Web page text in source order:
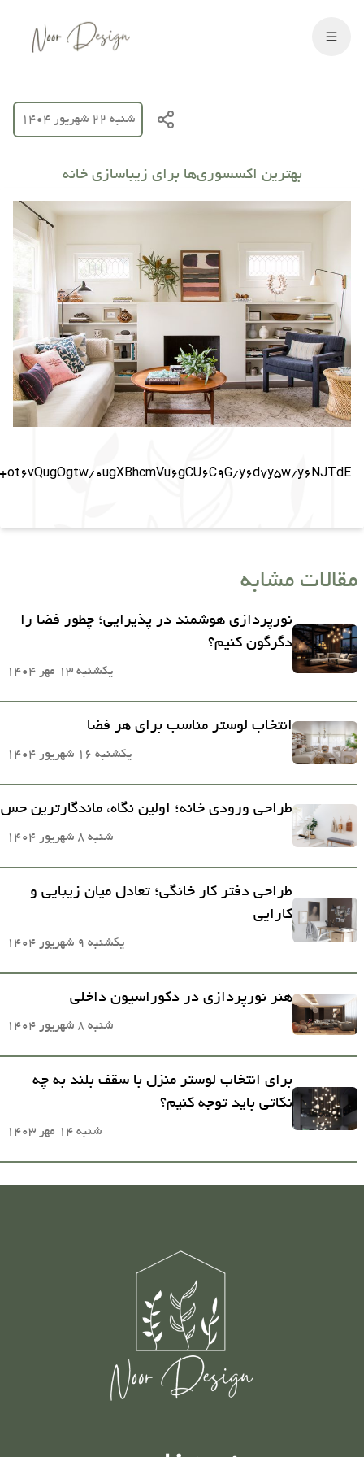
شنبه 22 شهریور 1404
بهترین اکسسوری‌ها برای زیباسازی خانه
0ugXBhcmVu6gCU6C9G/y6d7y5w/y6NJTdE
مقالات مشابه
نورپردازی هوشمند در پذیرایی؛ چطور فضا را
دگرگون کنیم؟
یکشنبه 13 مهر 1404
انتخاب لوستر مناسب برای هر فضا
یکشنبه 16 شهریور 1404
طراحی ورودی خانه؛ اولین نگاه، ماندگارترین حس
شنبه 8 شهریور 1404
طراحی دفتر کار خانگی؛ تعادل میان زیبایی و
کارایی
یکشنبه 9 شهریور 1404
هنر نورپردازی در دکوراسیون داخلی
شنبه 8 شهریور 1404
برای انتخاب لوستر منزل با سقف بلند به چه
نکاتی باید توجه کنیم؟
شنبه 14 مهر 1403